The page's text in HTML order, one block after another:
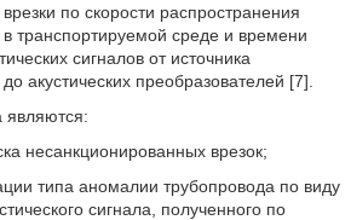
по скорости распространения
в транспортируемой среде и времени
сигналов от источника
акустических преобразователей [7].
являются:
несанкционированных врезок;
типа аномалии трубопровода по виду
сигнала, полученного по